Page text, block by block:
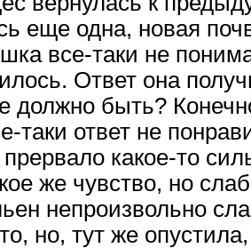
еще одна, новая
все-таки не
Ответ она
должно быть?
таки ответ не
какое-то
же чувство, но
непроизвольно
но, тут же